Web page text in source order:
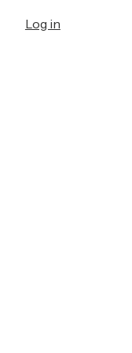
Log in